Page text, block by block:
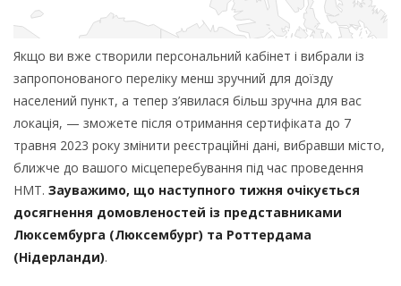
Якщо ви вже створили персональний кабінет і вибрали із
запропонованого переліку менш зручний для доїзду
населений пункт, а тепер з’явилася більш зручна для вас
локація, — зможете після отримання сертифіката до 7
травня 2023 року змінити реєстраційні дані, вибравши місто,
ближче до вашого місцеперебування під час проведення
НМТ. Зауважимо, що наступного тижня очікується
досягнення домовленостей із представниками
Люксембурга (Люксембург) та Роттердама
(Нідерланди).